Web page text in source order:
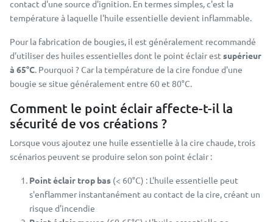
contact d'une source d'ignition. En termes simples, c'est la
température à laquelle l'huile essentielle devient inflammable.
Pour la fabrication de bougies, il est généralement recommandé
d'utiliser des huiles essentielles dont le point éclair est supérieur
à 65°C. Pourquoi ? Car la température de la cire fondue d'une
bougie se situe généralement entre 60 et 80°C.
Comment le point éclair affecte-t-il la
sécurité de vos créations ?
Lorsque vous ajoutez une huile essentielle à la cire chaude, trois
scénarios peuvent se produire selon son point éclair :
Point éclair trop bas (< 60°C) : L'huile essentielle peut
s'enflammer instantanément au contact de la cire, créant un
risque d'incendie